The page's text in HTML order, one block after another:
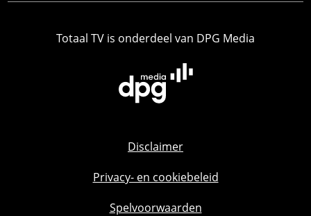
Totaal TV is onderdeel van DPG Media
Disclaimer
Privacy- en cookiebeleid
Spelvoorwaarden